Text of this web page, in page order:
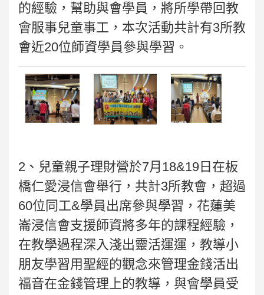
的經驗，幫助與會學員，將所學帶回教
會服事兒童事工，本次活動共計有3所教
會近20位師資學員參與學習。
2、兒童親子理財營於7月18&19日在板
橋仁愛浸信會舉行，共計3所教會，超過
60位同工&學員出席參與學習，花蓮美
崙浸信會支援師資將多年的課程經驗，
在教學過程深入淺出靈活運運，教導小
朋友學習用聖經的觀念來管理金錢活出
福音在金錢管理上的教導，與會學員受